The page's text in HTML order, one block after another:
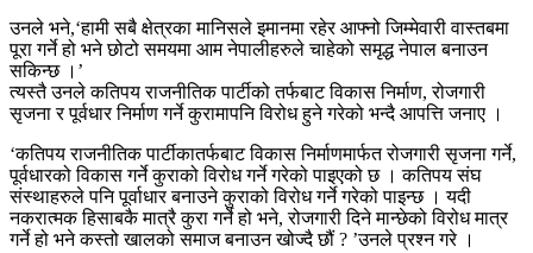
उनले भने,‘हामी सबै क्षेत्रका मानिसले इमानमा रहेर आफ्नो जिम्मेवारी वास्तबमा
पूरा गर्ने हो भने छोटो समयमा आम नेपालीहरुले चाहेको समृद्ध नेपाल बनाउन
सकिन्छ ।’
त्यस्तै उनले कतिपय राजनीतिक पार्टीको तर्फबाट विकास निर्माण, रोजगारी
सृजना र पूर्वधार निर्माण गर्ने कुरामापनि विरोध हुने गरेको भन्दै आपत्ति जनाए ।
‘कतिपय राजनीतिक पार्टीकातर्फबाट विकास निर्माणमार्फत रोजगारी सृजना गर्ने,
पूर्वधारको विकास गर्ने कुराको विरोध गर्ने गरेको पाइएको छ । कतिपय संघ
संस्थाहरुले पनि पूर्वाधार बनाउने कुराको विरोध गर्ने गरेको पाइन्छ । यदी
नकरात्मक हिसाबकै मात्रै कुरा गर्ने हो भने, रोजगारी दिने मान्छेको विरोध मात्र
गर्ने हो भने कस्तो खालको समाज बनाउन खोज्दै छौं ? ’उनले प्रश्न गरे ।